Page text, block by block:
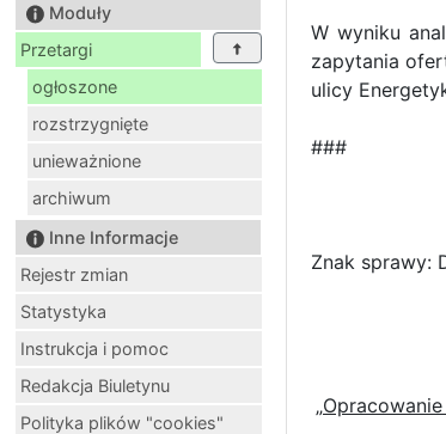
Moduły
Przetargi
ogłoszone
rozstrzygnięte
unieważnione
archiwum
Inne Informacje
Rejestr zmian
Statystyka
Instrukcja i pomoc
Redakcja Biuletynu
Polityka plików "cookies"
W wyniku
zapytania
ulicy
###
Znak sprawy: